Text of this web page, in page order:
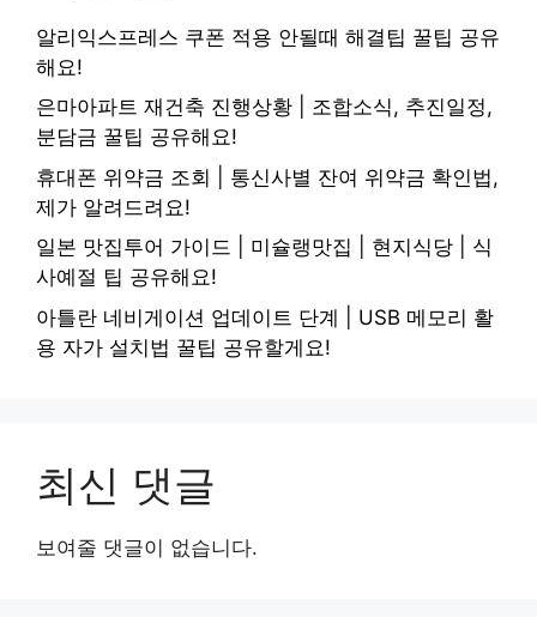
알리익스프레스 쿠폰 적용 안될때 해결팁 꿀팁 공유
해요!
은마아파트 재건축 진행상황 | 조합소식, 추진일정,
분담금 꿀팁 공유해요!
휴대폰 위약금 조회 | 통신사별 잔여 위약금 확인법,
제가 알려드려요!
일본 맛집투어 가이드 | 미슐랭맛집 | 현지식당 | 식
사예절 팁 공유해요!
아틀란 네비게이션 업데이트 단계 | USB 메모리 활
용 자가 설치법 꿀팁 공유할게요!
최신 댓글
보여줄 댓글이 없습니다.